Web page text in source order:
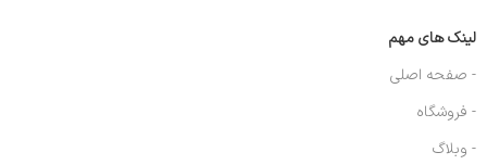
لینک های مهم
- صفحه اصلی
- فروشگاه
- وبلاگ